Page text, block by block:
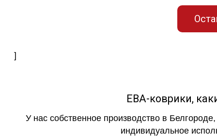
]
ЕВА-коврики,
У нас собственное производство в
индивидуальное